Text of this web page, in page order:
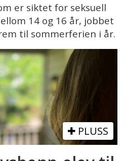
er siktet for seksuell
14 og 16 år, jobbet
til sommerferien i år.
PLUSS